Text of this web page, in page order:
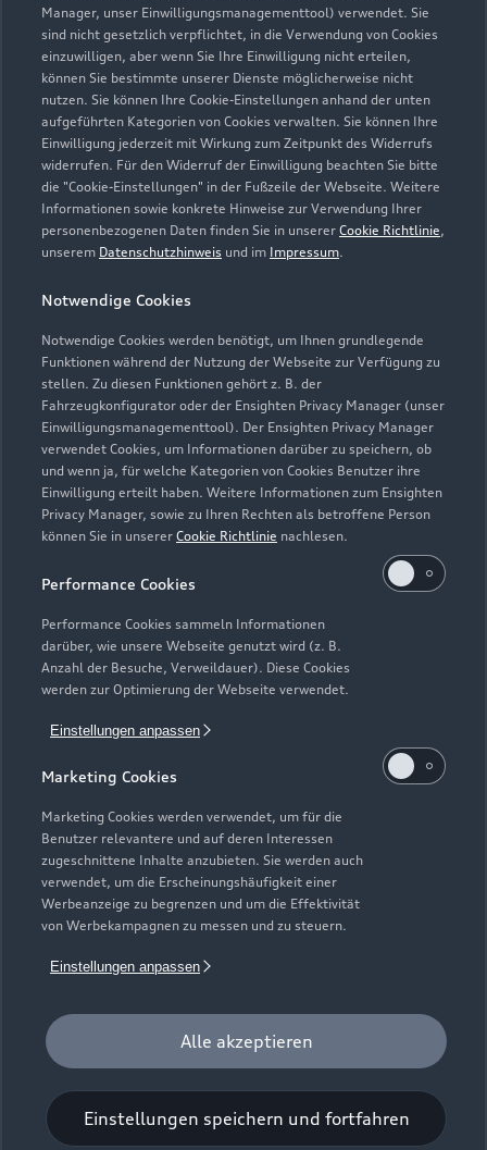
Manager, unser Einwilligungsmanagementtool) verwendet. Sie
sind nicht gesetzlich verpflichtet, in die Verwendung von Cookies
einzuwilligen, aber wenn Sie Ihre Einwilligung nicht erteilen,
können Sie bestimmte unserer Dienste möglicherweise nicht
nutzen. Sie können Ihre Cookie-Einstellungen anhand der unten
aufgeführten Kategorien von Cookies verwalten. Sie können Ihre
Einwilligung jederzeit mit Wirkung zum Zeitpunkt des Widerrufs
widerrufen. Für den Widerruf der Einwilligung beachten Sie bitte
die "Cookie-Einstellungen" in der Fußzeile der Webseite. Weitere
Informationen sowie konkrete Hinweise zur Verwendung Ihrer
personenbezogenen Daten finden Sie in unserer Cookie Richtlinie,
unserem Datenschutzhinweis und im Impressum.
Notwendige Cookies
Notwendige Cookies werden benötigt, um Ihnen grundlegende
Funktionen während der Nutzung der Webseite zur Verfügung zu
stellen. Zu diesen Funktionen gehört z. B. der
Fahrzeugkonfigurator oder der Ensighten Privacy Manager (unser
Einwilligungsmanagementtool). Der Ensighten Privacy Manager
verwendet Cookies, um Informationen darüber zu speichern, ob
und wenn ja, für welche Kategorien von Cookies Benutzer ihre
Einwilligung erteilt haben. Weitere Informationen zum Ensighten
Privacy Manager, sowie zu Ihren Rechten als betroffene Person
können Sie in unserer Cookie Richtlinie nachlesen.
Performance Cookies
Performance Cookies sammeln Informationen
darüber, wie unsere Webseite genutzt wird (z. B.
Anzahl der Besuche, Verweildauer). Diese Cookies
werden zur Optimierung der Webseite verwendet.
Einstellungen anpassen
Marketing Cookies
Marketing Cookies werden verwendet, um für die
Benutzer relevantere und auf deren Interessen
zugeschnittene Inhalte anzubieten. Sie werden auch
verwendet, um die Erscheinungshäufigkeit einer
Werbeanzeige zu begrenzen und um die Effektivität
von Werbekampagnen zu messen und zu steuern.
Einstellungen anpassen
Alle akzeptieren
Einstellungen speichern und fortfahren
Verkauf
Geschlossen
öffnet am Freitag 08:30
Service
Geschlossen, öffnet am Freitag 07:30
Teile- & Zubehörverkauf
Geschlossen,öffnet amFreitag 07:30
Schautag
Geschlossen,öffnet am Sonntag 13:00
Zurück nach oben
Modelle
Elektromodelle
Plug-in-Hybride
Neuwagensuche
Gebrauchtwagensuche
Geschäftskunden
Service & Zubehör
Saisonale Angebote
Audi Services
Garantie
Audi digital services
myAudi
Support
Audi Code
Häufige Fragen (FAQ)
Audi Online Beratung
Online-Terminvereinbarung
Servicekontakt
Bordbuch & Bedienungsanleitungen
Verträge kündigen
Über Audi
Unternehmen
Karriere
Investor Relations
Audi erleben
© 2026 AUDI AG. Alle Rechte vorbehalten
Impressum Rechtliches
Cookie-Richtlinie
Digital Services Act
EU Data Act